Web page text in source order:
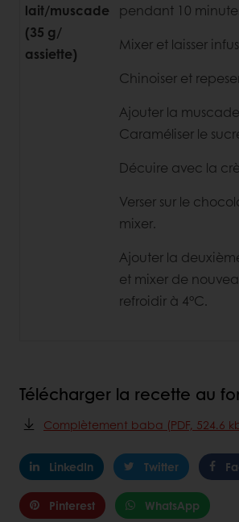
lait/muscade
(35 g/
assiette)
pendant 10
Mixer et laisser
Chinoiser et
Ajouter la
Caraméliser le
Décuire avec la
Verser sur le
mixer.
Ajouter la
et mixer de
refroidir à 4°C.
Télécharger la recette au
Complètement baba (PDF, 524.6
LinkedIn Twitter
Pinterest WhatsApp